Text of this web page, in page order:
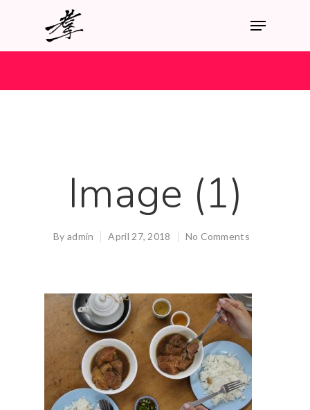
Hit enter to search or ESC to close
Image (1)
By admin April 27, 2018 No Comments